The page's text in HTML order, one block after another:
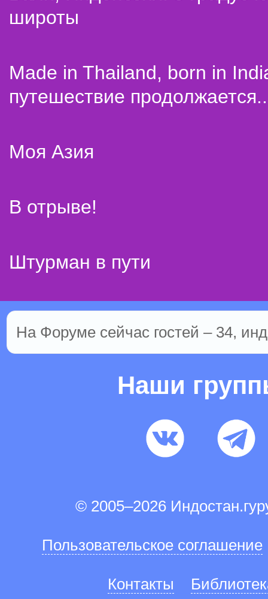
широты
Made in Thailand, born in
путешествие
Моя Азия
В отрыве!
Штурман в пути
На Форуме сейчас гостей – 34,
Наши
© 2005–2026
Пользовательское соглашение
Контакты